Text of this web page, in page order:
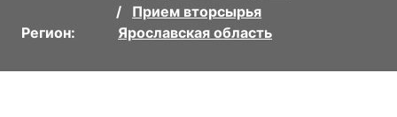
Прием вторсырья
Регион:
Ярославская область